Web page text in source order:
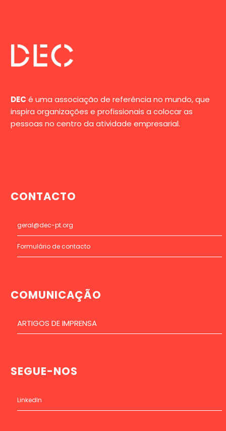
DEC é uma associação de referência no mundo, que
inspira organizações e profissionais a colocar as
pessoas no centro da atividade empresarial.
CONTACTO
geral@dec-pt.org
Formulário de contacto
COMUNICAÇÃO
ARTIGOS DE IMPRENSA
SEGUE-NOS
LinkedIn